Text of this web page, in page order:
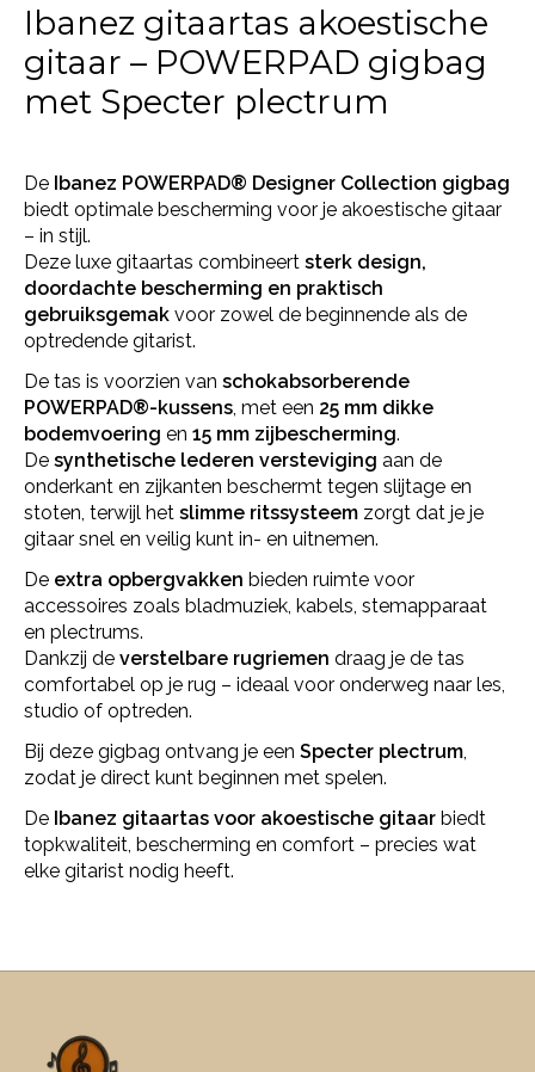
Ibanez gitaartas akoestische
gitaar – POWERPAD gigbag
met Specter plectrum
De Ibanez POWERPAD® Designer Collection gigbag
biedt optimale bescherming voor je akoestische gitaar
– in stijl.
Deze luxe gitaartas combineert sterk design,
doordachte bescherming en praktisch
gebruiksgemak voor zowel de beginnende als de
optredende gitarist.
De tas is voorzien van schokabsorberende
POWERPAD®-kussens , met een 25 mm dikke
bodemvoering en 15 mm zijbescherming.
De synthetische lederen versteviging aan de
onderkant en zijkanten beschermt tegen slijtage en
stoten, terwijl het slimme ritssysteem zorgt dat je je
gitaar snel en veilig kunt in- en uitnemen.
De extra opbergvakken bieden ruimte voor
accessoires zoals bladmuziek, kabels, stemapparaat
en plectrums.
Dankzij de verstelbare rugriemen draag je de tas
comfortabel op je rug – ideaal voor onderweg naar les,
studio of optreden.
Bij deze gigbag ontvang je een Specter plectrum
zodat je direct kunt beginnen met spelen.
De Ibanez gitaartas voor akoestische gitaar biedt
topkwaliteit, bescherming en comfort – precies wat
elke gitarist nodig heeft.